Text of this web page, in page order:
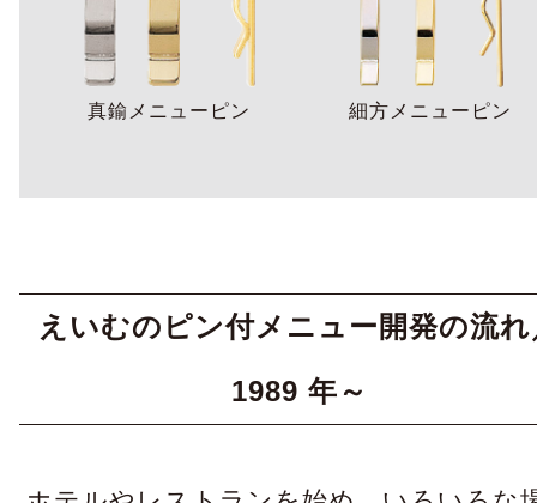
真鍮メニューピン 細方メニューピン
えいむのピン付メニュー開発の流れ
1989 年～